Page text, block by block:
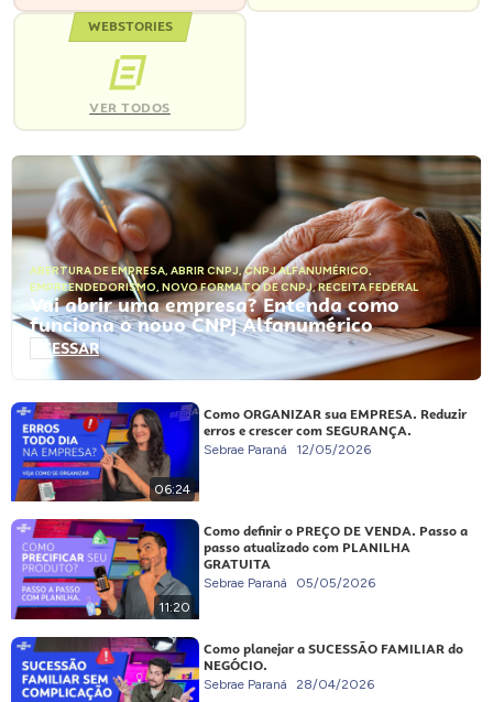
WEBSTORIES
VER TODOS
ABERTURA DE EMPRESA, ABRIR CNPJ,CNPJ ALFANUMÉRICO,
EMPREENDEDORISMO, NOVO FORMATO DE CNPJ,RECEITA FEDERAL
Vai abrir uma empresa? Entenda como
funciona o novo CNPJ Alfanumérico
ACESSAR
06:24
Como ORGANIZAR sua EMPRESA. Reduzir
erros e crescer com SEGURANÇA.
Sebrae Paraná 12/05/2026
11:20
Como definir o PREÇO DE VENDA. Passo a
passo atualizado com PLANILHA
GRATUITA
Sebrae Paraná 05/05/2026
Como planejar a SUCESSÃO FAMILIAR do
NEGÓCIO.
Sebrae Paraná 28/04/2026